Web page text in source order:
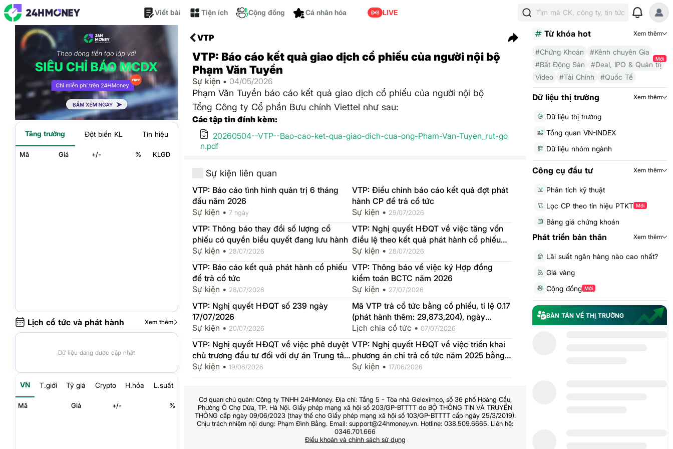
Viết bài Tiện ích Cộng đồng Cá nhân hóa LIVE Tìm mã CK, công ty, tin tức
Tăng trưởng Đột biến KL Tín hiệu
Mã Giá +/- % KLGD
Lịch cổ tức và phát hành Xem thêm
Dữ liệu đang được cập nhật
VN T.giới Tỷ giá Crypto H.hóa L.suất
Mã Giá +/- %
VTP
VTP: Báo cáo kết quả giao dịch cổ phiếu của người nội bộ
Phạm Văn Tuyền
Sự kiện • 04/05/2026
Phạm Văn Tuyền báo cáo kết quả giao dịch cổ phiếu của người nội bộ
Tổng Công ty Cổ phần Bưu chính Viettel như sau:
Các tập tin đính kèm:
20260504--VTP--Bao-cao-ket-qua-giao-dich-cua-ong-Pham-Van-Tuyen_rut-go
n.pdf
Sự kiện liên quan
VTP: Báo cáo tình hình quản trị 6 tháng
đầu năm 2026
Sự kiện • 7 ngày
VTP: Điều chỉnh báo cáo kết quả đợt phát
hành CP để trả cổ tức
Sự kiện • 29/07/2026
VTP: Thông báo thay đổi số lượng cổ
phiếu có quyền biểu quyết đang lưu hành
Sự kiện • 28/07/2026
VTP: Nghị quyết HĐQT về việc tăng vốn
điều lệ theo kết quả phát hành cổ phiếu
để trả cổ tức năm 2025
Sự kiện • 28/07/2026
VTP: Báo cáo kết quả phát hành cổ phiếu
để trả cổ tức
Sự kiện • 28/07/2026
VTP: Thông báo về việc ký Hợp đồng
kiểm toán BCTC năm 2026
Sự kiện • 27/07/2026
VTP: Nghị quyết HĐQT số 239 ngày
17/07/2026
Sự kiện • 20/07/2026
Mã VTP trả cổ tức bằng cổ phiếu, tỉ lệ 0.17
(phát hành thêm: 29,873,204), ngày
GDKHQ 2026-07-15, ngày thực hiện 2026-
07-16
Lịch chia cổ tức • 07/07/2026
VTP: Nghị quyết HĐQT về việc phê duyệt
chủ trương đầu tư đối với dự án Trung tâm
Logistics Viettel Hưng Yên
Sự kiện • 19/06/2026
VTP: Nghị quyết HĐQT về việc triển khai
phương án chi trả cổ tức năm 2025 bằng
CP
Sự kiện • 17/06/2026
Cơ quan chủ quản: Công ty TNHH 24HMoney. Địa chỉ: Tầng 5 - Tòa nhà Geleximco, số 36 phố Hoàng Cầu,
Phường Ô Chợ Dừa, TP. Hà Nội. Giấy phép mạng xã hội số 203/GP-BTTTT do BỘ THÔNG TIN VÀ TRUYỀN
THÔNG cấp ngày 09/06/2023 (thay thế cho Giấy phép mạng xã hội số 103/GP-BTTTT cấp ngày 25/3/2019).
Chịu trách nhiệm nội dung: Phạm Đình Bằng. Email: support@24hmoney.vn. Hotline: 038.509.6665. Liên hệ:
0346.701.666
Điều khoản và chính sách sử dụng
Từ khóa hot Xem thêm
#Chứng Khoán
#Kênh chuyên Gia
#Bất Động Sản
#Deal, IPO & Quản trị
Mới
Video #Tài Chính #Quốc Tế
Dữ liệu thị trường Xem thêm
Dữ liệu thị trường
Tổng quan VN-INDEX
Dữ liệu nhóm ngành
Công cụ đầu tư Xem thêm
Phân tích kỹ thuật
Lọc CP theo tín hiệu PTKT Mới
Bảng giá chứng khoán
Phát triển bản thân Xem thêm
Lãi suất ngân hàng nào cao nhất?
Giá vàng
Cộng đồng Mới
BÀN TÁN VỀ THỊ TRƯỜNG